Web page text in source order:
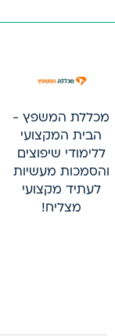
מכללת המשפץ -
הבית המקצועי
ללימודי שיפוצים
והסמכות מעשיות
לעתיד מקצועי
מצליח!